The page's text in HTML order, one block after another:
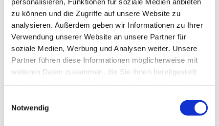
zu können und die Zugriffe auf unsere Website zu
analysieren. Außerdem geben wir Informationen zu Ihrer
Verwendung unserer Website an unsere Partner für
soziale Medien, Werbung und Analysen weiter. Unsere
Partner führen diese Informationen möglicherweise mit
weiteren Daten zusammen, die Sie ihnen bereitgestellt
Notwendig
HYDRO-AKTIV Gel
HYDRO-AKTIV Creme